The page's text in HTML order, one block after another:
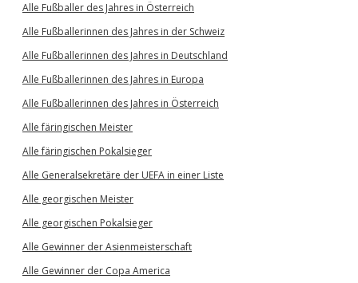
Alle Fußballer des Jahres in Österreich
Alle Fußballerinnen des Jahres in der Schweiz
Alle Fußballerinnen des Jahres in Deutschland
Alle Fußballerinnen des Jahres in Europa
Alle Fußballerinnen des Jahres in Österreich
Alle färingischen Meister
Alle färingischen Pokalsieger
Alle Generalsekretäre der UEFA in einer Liste
Alle georgischen Meister
Alle georgischen Pokalsieger
Alle Gewinner der Asienmeisterschaft
Alle Gewinner der Copa America